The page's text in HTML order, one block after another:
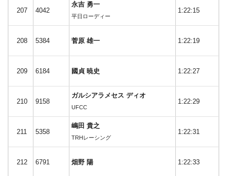
207 4042
永吉 勇一
平日ローディー
1:22:15
208 5384 菅原 雄一 1:22:19
209 6184 國貞 暁史 1:22:27
210 9158
ガルシアラメセス ディオ
UFCC
1:22:29
211 5358
嶋田 貴之
TRHレーシング
1:22:31
212 6791 畑野 陽 1:22:33